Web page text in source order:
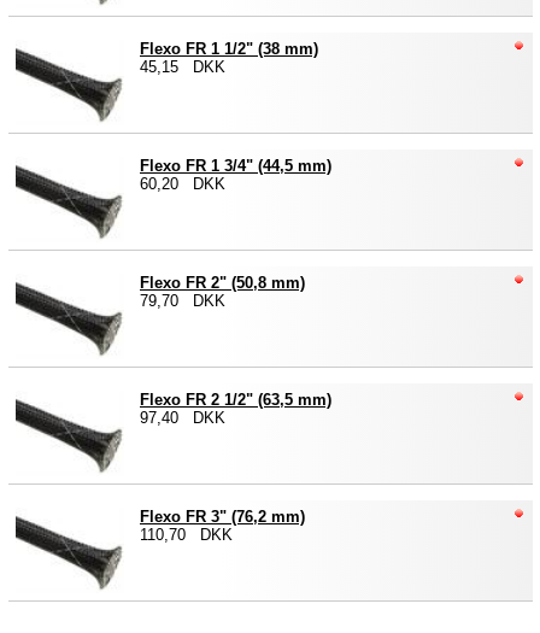
Flexo FR 1 1/2" (38 mm)
45,15 DKK
Flexo FR 1 3/4" (44,5 mm)
60,20 DKK
Flexo FR 2" (50,8 mm)
79,70 DKK
Flexo FR 2 1/2" (63,5 mm)
97,40 DKK
Flexo FR 3" (76,2 mm)
110,70 DKK